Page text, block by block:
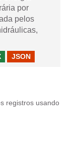
por
pelos
JSON
registros usando